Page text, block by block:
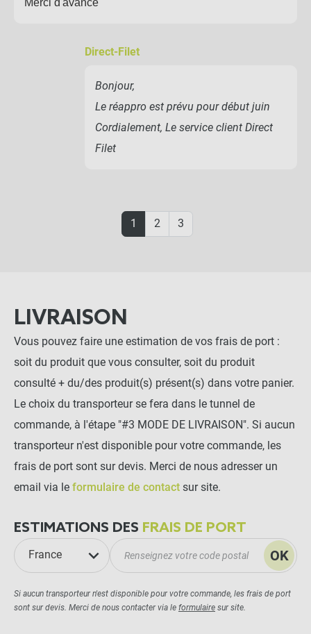
Merci d'avance
Direct-Filet
Bonjour,
Le réappro est prévu pour début juin
Cordialement, Le service client Direct
Filet
1 2 3
LIVRAISON
Vous pouvez faire une estimation de vos frais de port :
soit du produit que vous consulter, soit du produit
consulté + du/des produit(s) présent(s) dans votre panier.
Le choix du transporteur se fera dans le tunnel de
commande, à l'étape "#3 MODE DE LIVRAISON". Si aucun
transporteur n'est disponible pour votre commande, les
frais de port sont sur devis. Merci de nous adresser un
email via le formulaire de contact sur site.
ESTIMATIONS DES FRAIS DE PORT
France OK
Si aucun transporteur n'est disponible pour votre commande, les frais de port
sont sur devis. Merci de nous contacter via le formulaire sur site.